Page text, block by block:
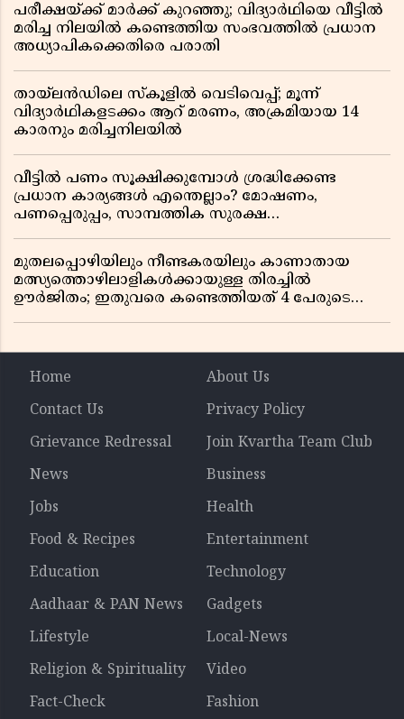
പരീക്ഷയ്ക്ക് മാർക്ക് കുറഞ്ഞു; വിദ്യാർഥിയെ വീട്ടിൽ
മരിച്ച നിലയിൽ കണ്ടെത്തിയ സംഭവത്തിൽ പ്രധാന
അധ്യാപികക്കെതിരെ പരാതി
തായ്‌ലൻഡിലെ സ്‌കൂളിൽ വെടിവെപ്പ്; മൂന്ന്
വിദ്യാർഥികളടക്കം ആറ് മരണം, അക്രമിയായ 14
കാരനും മരിച്ചനിലയിൽ
വീട്ടിൽ പണം സൂക്ഷിക്കുമ്പോൾ ശ്രദ്ധിക്കേണ്ട
പ്രധാന കാര്യങ്ങൾ എന്തെല്ലാം? മോഷണം,
പണപ്പെരുപ്പം, സാമ്പത്തിക സുരക്ഷ
മുതലപ്പൊഴിയിലും നീണ്ടകരയിലും കാണാതായ
മത്സ്യത്തൊഴിലാളികൾക്കായുള്ള തിരച്ചിൽ
ഊർജിതം; ഇതുവരെ കണ്ടെത്തിയത് 4 പേരുടെ
Home
About Us
Contact Us
Privacy Policy
Grievance Redressal
Join Kvartha Team Club
News
Business
Jobs
Health
Food & Recipes
Entertainment
Education
Technology
Aadhaar & PAN News
Gadgets
Lifestyle
Local-News
Religion & Spirituality
Video
Fact-Check
Fashion